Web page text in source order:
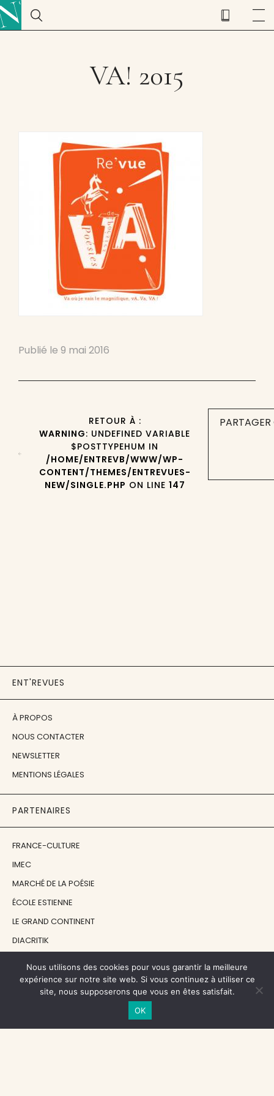
VA! 2015
Publié le 9 mai 2016
RETOUR À :
WARNING: UNDEFINED VARIABLE
$POSTTYPEHUM IN
/HOME/ENTREVB/WWW/WP-
CONTENT/THEMES/ENTREVUES-
NEW/SINGLE.PHP ON LINE 147
ENT'REVUES
À PROPOS
NOUS CONTACTER
NEWSLETTER
MENTIONS LÉGALES
PARTENAIRES
FRANCE-CULTURE
IMEC
MARCHÉ DE LA POÉSIE
ÉCOLE ESTIENNE
LE GRAND CONTINENT
DIACRITIK
NOS SOUTIENS
CENTRE NATIONAL DU LIVRE
Nous utilisons des cookies pour vous garantir la meilleure
expérience sur notre site web. Si vous continuez à utiliser ce
site, nous supposerons que vous en êtes satisfait.
OK